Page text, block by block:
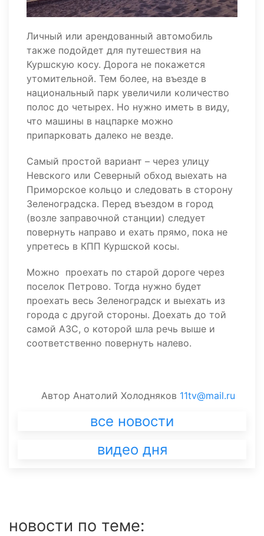
Личный или арендованный автомобиль
также подойдет для путешествия на
Куршскую косу. Дорога не покажется
утомительной. Тем более, на въезде в
национальный парк увеличили количество
полос до четырех. Но нужно иметь в виду,
что машины в нацпарке можно
припарковать далеко не везде.
Самый простой вариант – через улицу
Невского или Северный обход выехать на
Приморское кольцо и следовать в сторону
Зеленоградска. Перед въездом в город
(возле заправочной станции) следует
повернуть направо и ехать прямо, пока не
упретесь в КПП Куршской косы.
Можно проехать по старой дороге через
поселок Петрово. Тогда нужно будет
проехать весь Зеленоградск и выехать из
города с другой стороны. Доехать до той
самой АЗС, о которой шла речь выше и
соответственно повернуть налево.
Автор Анатолий Холодняков 11tv@mail.ru
все новости
видео дня
новости по теме: